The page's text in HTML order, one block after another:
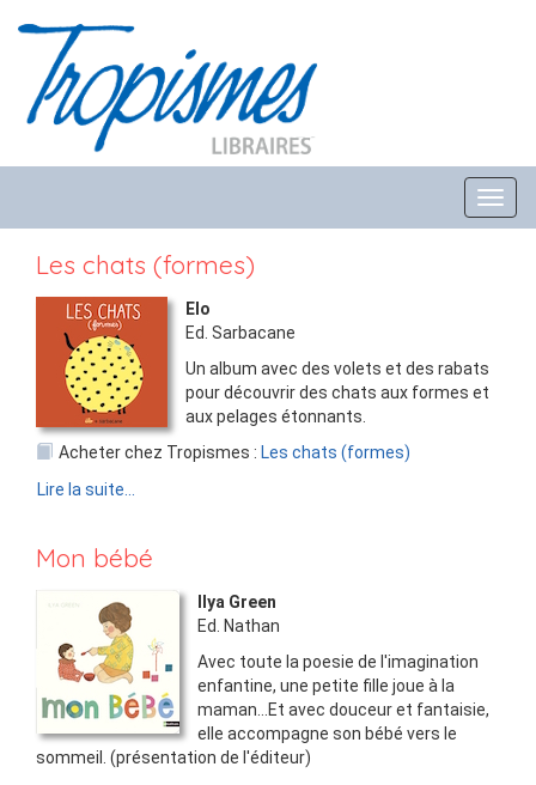
Les chats (formes)
Elo
Ed. Sarbacane
Un album avec des volets et des rabats
pour découvrir des chats aux formes et
aux pelages étonnants.
Acheter chez Tropismes : Les chats (formes)
Lire la suite...
Mon bébé
Ilya Green
Ed.
Nathan
Avec toute la poesie de l'imagination
enfantine, une petite fille joue à la
maman…Et avec douceur et fantaisie,
elle accompagne son bébé vers le
sommeil. (présentation de l'éditeur)